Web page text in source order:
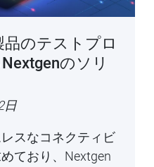
のテストプロ
のソリ
日
スなコネクティビ
ており、Nextgen